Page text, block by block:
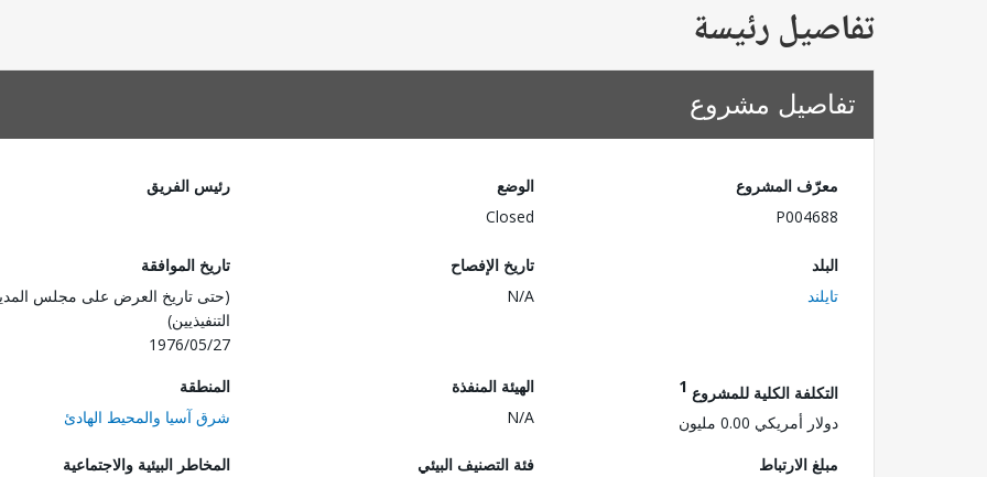
تفاصيل رئيسة
تفاصيل مشروع
معرّف المشروع
P004688
الوضع
Closed
رئيس الفريق
البلد
تايلند
تاريخ الإفصاح
N/A
تاريخ الموافقة
(حتى تاريخ العرض على مجلس
التنفيذيين)
1976/05/27
التكلفة الكلية للمشروع 1
دولار أمريكي 0.00 مليون
الهيئة المنفذة
N/A
المنطقة
شرق آسيا والمحيط الهادئ
مبلغ الارتباط
فئة التصنيف البيئي
المخاطر البيئية والاجتماعية